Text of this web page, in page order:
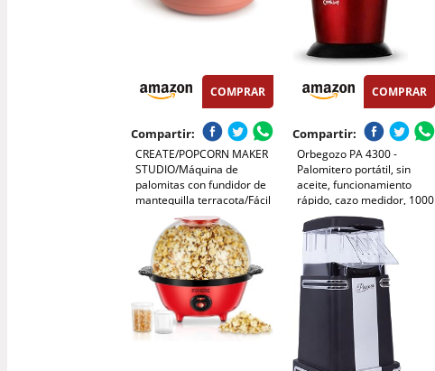
COMPRAR
Compartir:
CREATE/POPCORN MAKER
STUDIO/Máquina de
palomitas con fundidor de
mantequilla terracota/Fácil
de usar, Hasta 100g de
maiz, Palomita en 5 min,
Palomitas dulces o saladas,
500W
COMPRAR
Compartir:
Orbegozo PA 4300 -
Palomitero portátil, sin
aceite, funcionamiento
rápido, cazo medidor, 1000
W, Rojo Metalizado